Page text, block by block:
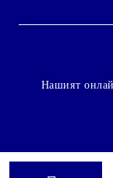
Нашият